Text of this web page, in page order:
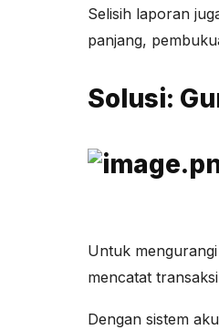
Selisih laporan
panjang,
Solusi:
Untuk
mencatat
Dengan sistem